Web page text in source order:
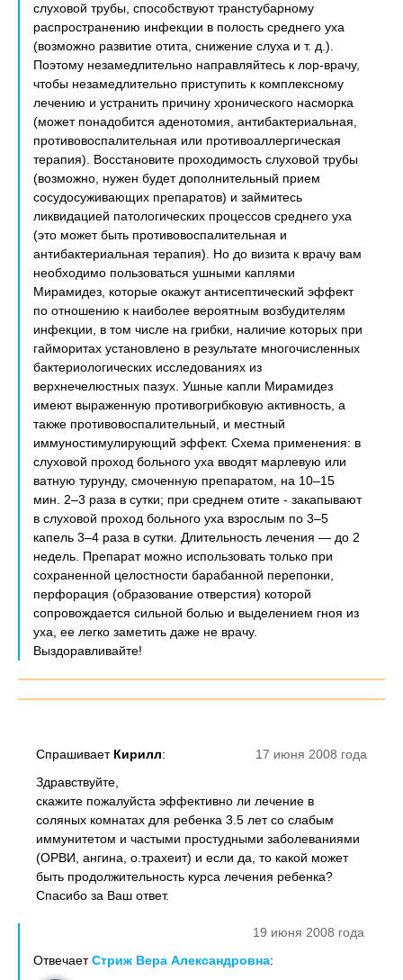
слуховой трубы, способствуют транстубарному
распространению инфекции в полость среднего уха
(возможно развитие отита, снижение слуха и т. д.).
Поэтому незамедлительно направляйтесь к лор-врачу,
чтобы незамедлительно приступить к комплексному
лечению и устранить причину хронического насморка
(может понадобится аденотомия, антибактериальная,
противовоспалительная или противоаллергическая
терапия). Восстановите проходимость слуховой трубы
(возможно, нужен будет дополнительный прием
сосудосуживающих препаратов) и займитесь
ликвидацией патологических процессов среднего уха
(это может быть противовоспалительная и
антибактериальная терапия). Но до визита к врачу вам
необходимо пользоваться ушными каплями
Мирамидез, которые окажут антисептический эффект
по отношению к наиболее вероятным возбудителям
инфекции, в том числе на грибки, наличие которых при
гайморитах установлено в результате многочисленных
бактериологических исследованиях из
верхнечелюстных пазух. Ушные капли Мирамидез
имеют выраженную противогрибковую активность, а
также противовоспалительный, и местный
иммуностимулирующий эффект. Схема применения: в
слуховой проход больного уха вводят марлевую или
ватную турунду, смоченную препаратом, на 10–15
мин. 2–3 раза в сутки; при среднем отите - закапывают
в слуховой проход больного уха взрослым по 3–5
капель 3–4 раза в сутки. Длительность лечения — до 2
недель. Препарат можно использовать только при
сохраненной целостности барабанной перепонки,
перфорация (образование отверстия) которой
сопровождается сильной болью и выделением гноя из
уха, ее легко заметить даже не врачу.
Выздоравливайте!
17 июня 2008 года
Спрашивает Кирилл:
Здравствуйте,
скажите пожалуйста эффективно ли лечение в
соляных комнатах для ребенка 3.5 лет со слабым
иммунитетом и частыми простудными заболеваниями
(ОРВИ, ангина, о.трахеит) и если да, то какой может
быть продолжительность курса лечения ребенка?
Спасибо за Ваш ответ.
19 июня 2008 года
ОтвечаетСтриж Вера Александровна: